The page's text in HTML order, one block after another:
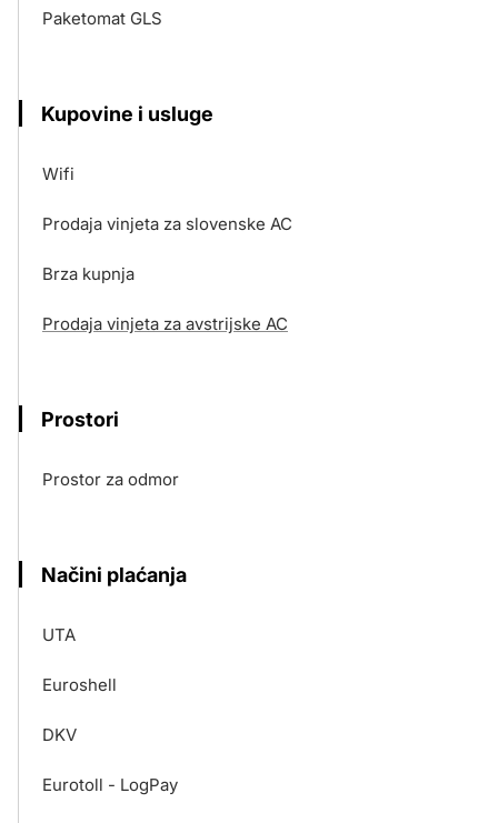
Paketomat GLS
Kupovine i usluge
Wifi
Prodaja vinjeta za slovenske AC
Brza kupnja
Prodaja vinjeta za avstrijske AC
Prostori
Prostor za odmor
Načini plaćanja
UTA
Euroshell
DKV
Eurotoll - LogPay